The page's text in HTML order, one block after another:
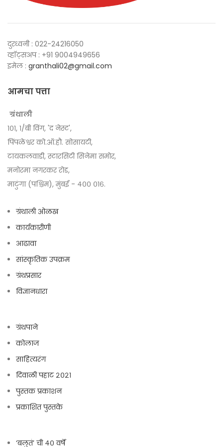
दुरध्वनी : 022-24216050
व्हॉट्सअप : +91 9004949656
इमेल : granthali02@gmail.com
आमचा पत्ता
ग्रंथाली
१०१, १/बी विंग, 'द नेस्ट',
पिंपळेश्वर को.ऑ.हौ. सोसायटी,
टायकलवाडी, स्टारसिटी सिनेमा समोर,
मनोरमा नगरकर रोड,
माटुंगा (पश्चिम), मुंबई - ४०० ०१६.
ग्रंथाली ओळख
कार्यकारीणी
आढावा
सांस्कृतिक उपक्रम
ग्रंथप्रसार
विज्ञानधारा
ग्रंथपाने
कोलाज
साहित्यरंग
दिवाळी पहाट २०२१
पुस्तक प्रकाशन
प्रकाशित पुस्तके
‘बलुतं’ ची ४० वर्षे